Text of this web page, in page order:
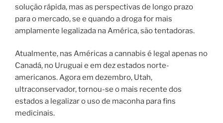
solução rápida, mas as perspectivas de longo prazo
para o mercado, se e quando a droga for mais
amplamente legalizada na América, são tentadoras.
Atualmente, nas Américas a cannabis é legal apenas no
Canadá, no Uruguai e em dez estados norte-
americanos. Agora em dezembro, Utah,
ultraconservador, tornou-se o mais recente dos
estados a legalizar o uso de maconha para fins
medicinais.